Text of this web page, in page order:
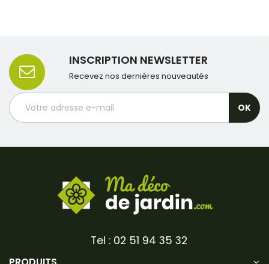
INSCRIPTION NEWSLETTER
Recevez nos dernières nouveautés
Tel : 02 51 94 35 32